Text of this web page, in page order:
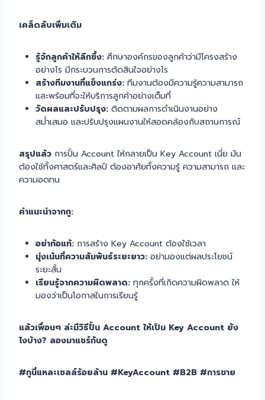
เคล็ดลับเพิ่มเติม
รู้จักลูกค้าให้ลึกซึ้ง: ศึกษาองค์กรของลูกค้าว่ามีโครงสร้าง
อย่างไร มีกระบวนการตัดสินใจอย่างไร
สร้างทีมงานที่แข็งแกร่ง: ทีมงานต้องมีความรู้ความสามารถ
และพร้อมที่จะให้บริการลูกค้าอย่างเต็มที่
วัดผลและปรับปรุง: ติดตามผลการดำเนินงานอย่าง
สม่ำเสมอ และปรับปรุงแผนงานให้สอดคล้องกับสถานการณ์
สรุปแล้ว การปั้น Account ให้กลายเป็น Key Account เนี่ย มัน
ต้องใช้ทั้งศาสตร์และศิลป์ ต้องอาศัยทั้งความรู้ ความสามารถ และ
ความอดทน
คำแนะนำจากกู:
อย่าท้อแท้: การสร้าง Key Account ต้องใช้เวลา
มุ่งเน้นที่ความสัมพันธ์ระยะยาว: อย่ามองแต่ผลประโยชน์
ระยะสั้น
เรียนรู้จากความผิดพลาด: ทุกครั้งที่เกิดความผิดพลาด ให้
มองว่าเป็นโอกาสในการเรียนรู้
แล้วเพื่อนๆ ล่ะมีวิธีปั้น Account ให้เป็น Key Account ยัง
ไงบ้าง? ลองมาแชร์กันดู
#กูนี่แหละเซลล์ร้อยล้าน #KeyAccount #B2B #การขาย